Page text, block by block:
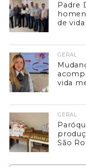
Padre
de
GERAL
vida
GERAL
São